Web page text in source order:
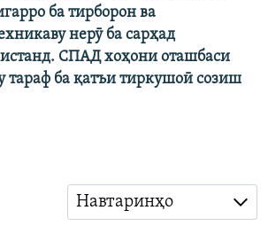
ба тирборон ва
нерӯ ба сарҳад
СПАД хоҳони оташбаси
тараф ба қатъи тиркушоӣ созиш
Навтаринҳо